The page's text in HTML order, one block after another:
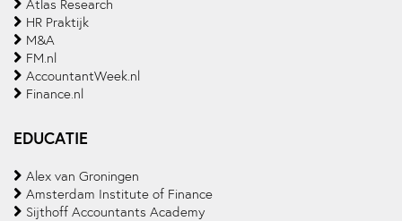
Atlas Research
HR Praktijk
M&A
FM.nl
AccountantWeek.nl
Finance.nl
EDUCATIE
Alex van Groningen
Amsterdam Institute of Finance
Sijthoff Accountants Academy